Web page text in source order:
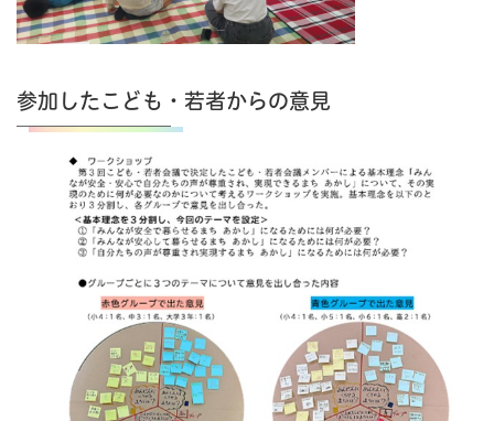
参加したこども・若者からの意見